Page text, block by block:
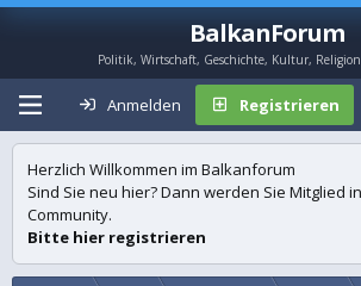
BalkanForum
Politik, Wirtschaft, Geschichte, Kultur,
Anmelden Registrieren
Herzlich Willkommen im Balkanforum
Sind Sie neu hier? Dann werden Sie Mitglied
Community.
Bitte hier registrieren